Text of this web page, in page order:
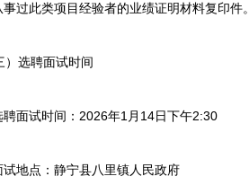
此类项目经验者的业绩证明材料复印件。
选聘面试时间
试时间：2026年1月14日下午2:30
点：静宁县八里镇人民政府